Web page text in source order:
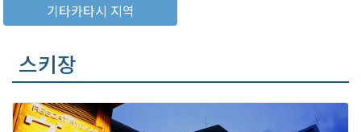
기타카타시 지역
스키장